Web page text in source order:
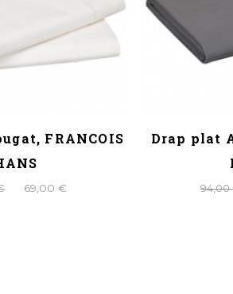
FRANCOIS
69,00 €
Drap plat
94,00